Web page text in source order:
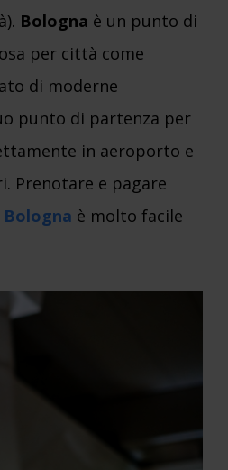
Bologna è un punto di
per città come
di moderne
punto di partenza per
in aeroporto e
Prenotare e pagare
è molto facile